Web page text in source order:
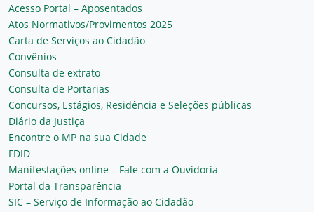
Acesso Portal – Aposentados
Atos Normativos/Provimentos 2025
Carta de Serviços ao Cidadão
Convênios
Consulta de extrato
Consulta de Portarias
Concursos, Estágios, Residência e Seleções públicas
Diário da Justiça
Encontre o MP na sua Cidade
FDID
Manifestações online – Fale com a Ouvidoria
Portal da Transparência
SIC – Serviço de Informação ao Cidadão